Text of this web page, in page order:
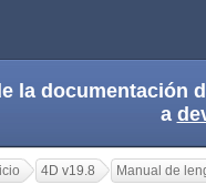
la documentación
a
4D v19.8 Manual de